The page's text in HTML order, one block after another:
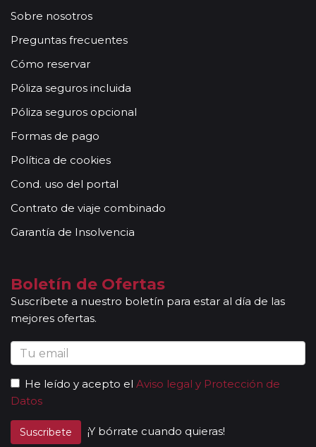
Sobre nosotros
Preguntas frecuentes
Cómo reservar
Póliza seguros incluida
Póliza seguros opcional
Formas de pago
Política de cookies
Cond. uso del portal
Contrato de viaje combinado
Garantía de Insolvencia
Boletín de Ofertas
Suscríbete a nuestro boletín para estar al día de las
mejores ofertas.
He leído y acepto el Aviso legal y Protección de
Datos
Suscribete ¡Y bórrate cuando quieras!